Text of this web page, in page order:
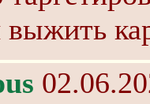
выжить